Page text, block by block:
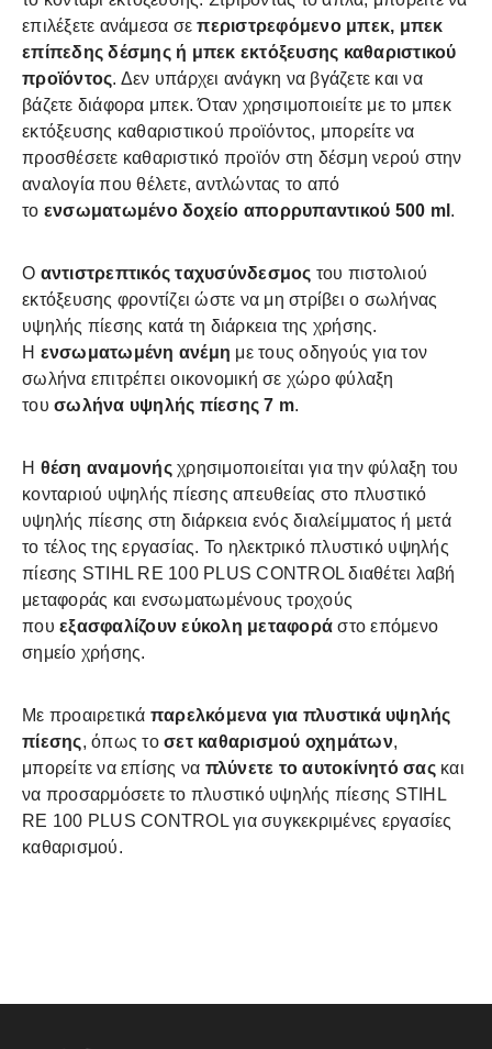
επιλέξετε ανάμεσα σε περιστρεφόμενο μπεκ, μπεκ
επίπεδης δέσμης ή μπεκ εκτόξευσης καθαριστικού
προϊόντος. Δεν υπάρχει ανάγκη να βγάζετε και να
βάζετε διάφορα μπεκ. Όταν χρησιμοποιείτε με το μπεκ
εκτόξευσης καθαριστικού προϊόντος, μπορείτε να
προσθέσετε καθαριστικό προϊόν στη δέσμη νερού στην
αναλογία που θέλετε, αντλώντας το από
το ενσωματωμένο δοχείο απορρυπαντικού 500 ml .
Ο αντιστρεπτικός ταχυσύνδεσμος του πιστολιού
εκτόξευσης φροντίζει ώστε να μη στρίβει ο σωλήνας
υψηλής πίεσης κατά τη διάρκεια της χρήσης.
Η ενσωματωμένη ανέμη με τους οδηγούς για τον
σωλήνα επιτρέπει οικονομική σε χώρο φύλαξη
του σωλήνα υψηλής πίεσης 7 m.
Η θέση αναμονής χρησιμοποιείται για την φύλαξη του
κονταριού υψηλής πίεσης απευθείας στο πλυστικό
υψηλής πίεσης στη διάρκεια ενός διαλείμματος ή μετά
το τέλος της εργασίας. Το ηλεκτρικό πλυστικό υψηλής
πίεσης STIHL RE 100 PLUS CONTROL διαθέτει λαβή
μεταφοράς και ενσωματωμένους τροχούς
που εξασφαλίζουν εύκολη μεταφορά στο επόμενο
σημείο χρήσης.
Με προαιρετικά παρελκόμενα για πλυστικά υψηλής
πίεσης, όπως το σετ καθαρισμού οχημάτων,
μπορείτε να επίσης να πλύνετε το αυτοκίνητό σας και
να προσαρμόσετε το πλυστικό υψηλής πίεσης STIHL
RE 100 PLUS CONTROL για συγκεκριμένες εργασίες
καθαρισμού.